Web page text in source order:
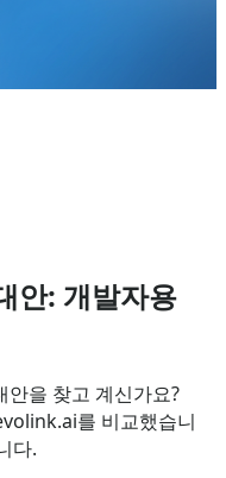
안: 개발자용
안을 찾고 계신가요?
를 비교했습니
다.